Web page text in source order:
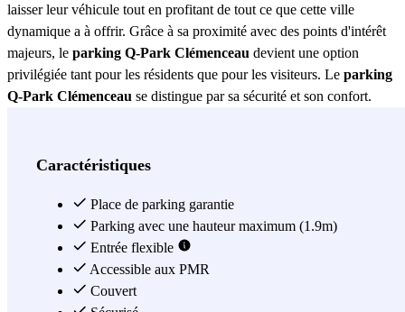
laisser leur véhicule tout en profitant de tout ce que cette ville
dynamique a à offrir. Grâce à sa proximité avec des points d'intérêt
majeurs, le parking Q-Park Clémenceau devient une option
privilégiée tant pour les résidents que pour les visiteurs. Le parking
Q-Park Clémenceau se distingue par sa sécurité et son confort.
moment. De plus, il dispose de places de stationnement spacieuses
grande taille. La propreté et l'entretien régulier du lieu assurent un
environnement agréable et bien entretenu, ce qui améliore
l'expérience de stationnement pour tous les utilisateurs. Un autre
avantage significatif duparking Q-Park Clémenceau
accessibilité. Situé dans un emplacement stratégique, il permet un
Caractéristiques
Place de parking garantie
Parking avec une hauteur maximum (1.9m)
Entrée flexible
Accessible aux PMR
Couvert